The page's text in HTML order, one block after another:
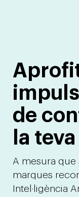
de
la
A mesura que
marques
Intel·ligència